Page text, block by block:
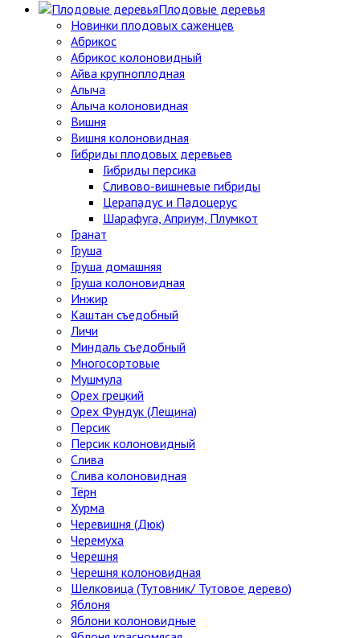
Плодовые деревья
Новинки плодовых саженцев
Абрикос
Абрикос колоновидный
Айва крупноплодная
Алыча
Алыча колоновидная
Вишня
Вишня колоновидная
Гибриды плодовых деревьев
Гибриды персика
Сливово-вишневые гибриды
Церападус и Падоцерус
Шарафуга, Априум, Плумкот
Гранат
Груша
Груша домашняя
Груша колоновидная
Инжир
Каштан съедобный
Личи
Миндаль съедобный
Многосортовые
Мушмула
Орех грецкий
Орех Фундук (Лещина)
Персик
Персик колоновидный
Слива
Слива колоновидная
Тёрн
Хурма
Черевишня (Дюк)
Черемуха
Черешня
Черешня колоновидная
Шелковица (Тутовник/ Тутовое дерево)
Яблоня
Яблони колоновидные